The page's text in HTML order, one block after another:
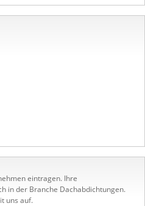
eintragen. Ihre
in der Branche Dachabdichtungen.
uns auf.